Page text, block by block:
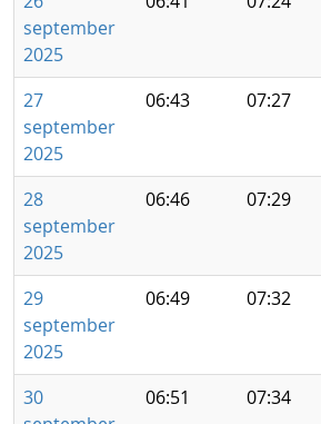
september
2025
27
september
2025
06:43 07:27
28
september
2025
06:46 07:29
29
september
2025
06:49 07:32
30
06:51 07:34